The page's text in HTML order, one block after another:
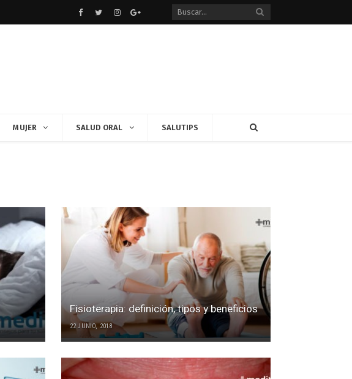
Facebook
TwitterinstagramGoogle+
MUJER SALUD ORAL SALUTIPS
Fisioterapia: definición, tipos y beneficios
22 JUNIO, 2018